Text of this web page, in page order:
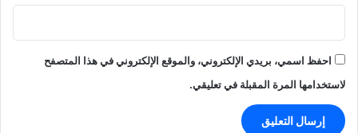
احفظ اسمي، بريدي الإلكتروني، والموقع الإلكتروني في هذا المتصفح
لاستخدامها المرة المقبلة في تعليقي.